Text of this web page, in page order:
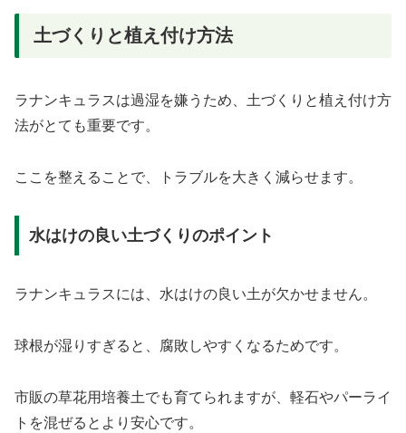
土づくりと植え付け方法
ラナンキュラスは過湿を嫌うため、土づくりと植え付け方
法がとても重要です。
ここを整えることで、トラブルを大きく減らせます。
水はけの良い土づくりのポイント
ラナンキュラスには、水はけの良い土が欠かせません。
球根が湿りすぎると、腐敗しやすくなるためです。
市販の草花用培養土でも育てられますが、軽石やパーライ
トを混ぜるとより安心です。